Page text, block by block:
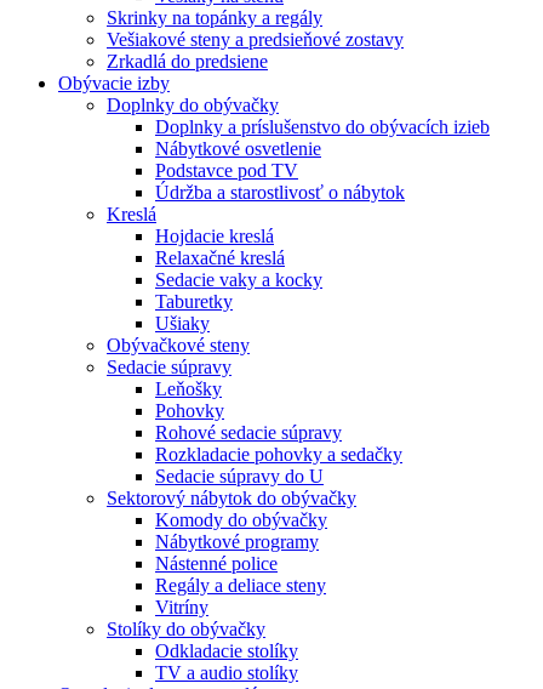
Skrinky na topánky a regály
Vešiakové steny a predsieňové zostavy
Zrkadlá do predsiene
Obývacie izby
Doplnky do obývačky
Doplnky a príslušenstvo do obývacích izieb
Nábytkové osvetlenie
Podstavce pod TV
Údržba a starostlivosť o nábytok
Kreslá
Hojdacie kreslá
Relaxačné kreslá
Sedacie vaky a kocky
Taburetky
Ušiaky
Obývačkové steny
Sedacie súpravy
Leňošky
Pohovky
Rohové sedacie súpravy
Rozkladacie pohovky a sedačky
Sedacie súpravy do U
Sektorový nábytok do obývačky
Komody do obývačky
Nábytkové programy
Nástenné police
Regály a deliace steny
Vitríny
Stolíky do obývačky
Odkladacie stolíky
TV a audio stolíky